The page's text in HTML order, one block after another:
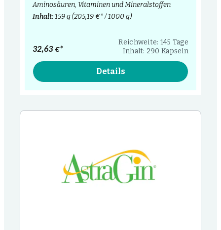
Aminosäuren, Vitaminen und Mineralstoffen
Inhalt:159 g(205,19 €* / 1000 g)
Reichweite: 145 Tage
Inhalt: 290 Kapseln
32,63 €*
Details